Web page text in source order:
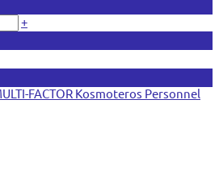
+
FACTOR Kosmoteros Personnel